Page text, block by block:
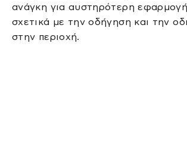
ανάγκη για αυστηρότερη
σχετικά με την οδήγηση και την
στην περιοχή.